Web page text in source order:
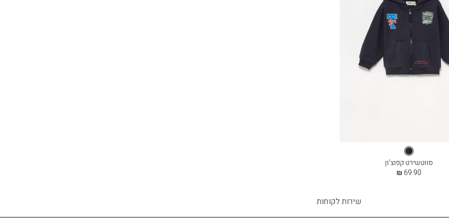
בלו
ברי
סווטשירט קפוצ’ון
החל
69.90 ₪
שירות
לקוחות
שירות לקוחות